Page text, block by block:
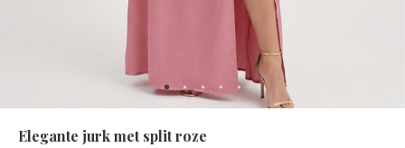
Elegante jurk met split roze